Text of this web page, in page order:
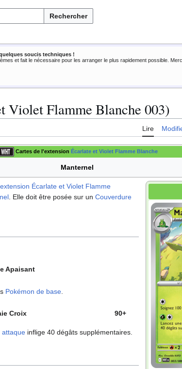
Rechercher
soucis techniques !
et fait le nécessaire pour les arranger le plus rapidement possible.
Violet Flamme Blanche 003)
Lire
Cartes de l'extension Écarlate et Violet Flamme Blanche
Manternel
extension Écarlate et Violet Flamme
. Elle doit être posée sur un Couverdure
Apaisant
Pokémon de base.
Croix 90+
attaqueinflige 40 dégâts supplémentaires.